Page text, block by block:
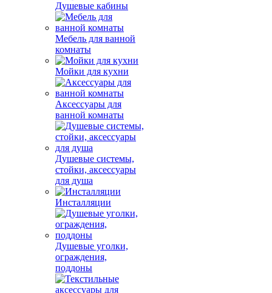
Душевые кабины
Мебель для ванной
комнаты
Мойки для кухни
Аксессуары для
ванной комнаты
Душевые системы,
стойки, аксессуары
для душа
Инсталляции
Душевые уголки,
ограждения,
поддоны